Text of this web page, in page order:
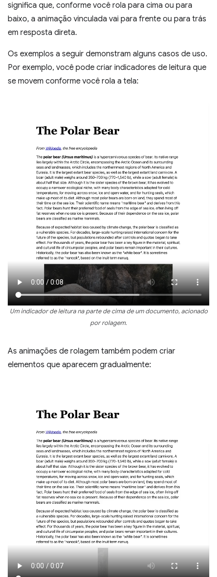
significa que, conforme você rola para cima ou para
baixo, a animação vinculada vai para frente ou para trás
em resposta direta.
Os exemplos a seguir demonstram alguns casos de uso.
Por exemplo, você pode criar indicadores de leitura que
se movem conforme você rola a tela:
Um indicador de leitura na parte de cima de um documento, acionado
por rolagem.
As animações de rolagem também podem criar
elementos que aparecem gradualmente: